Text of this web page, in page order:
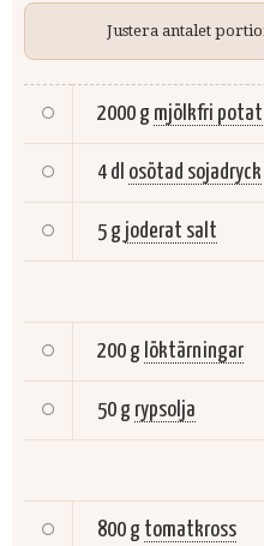
Justera antalet
2000 g mjölkfri
4 dl osötad sojadryck
5 g joderat salt
200 g löktärningar
50 g rypsolja
800 g tomatkross